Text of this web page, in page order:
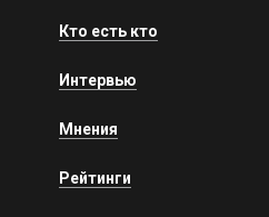
Кто есть кто
Интервью
Мнения
Рейтинги